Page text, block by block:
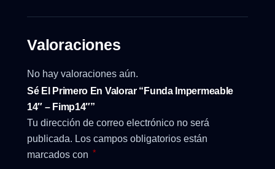
Valoraciones
No hay valoraciones aún.
Sé El Primero En Valorar “Funda Impermeable
14″ – Fimp14″”
Tu dirección de correo electrónico no será
publicada. Los campos obligatorios están
marcados con *